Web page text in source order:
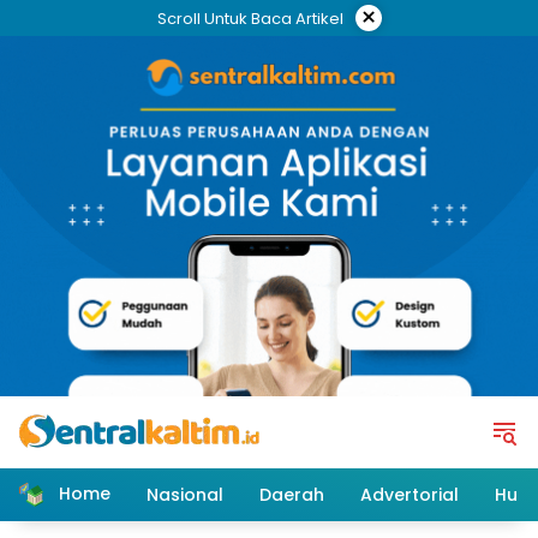
Scroll Untuk Baca Artikel ×
Home Nasional Daerah Advertorial